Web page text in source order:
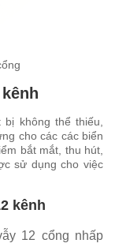
bị không thể thiếu,
cho các các biển
bắt mắt, thu hút,
sử dụng cho việc
kênh
12 cổng nhấp